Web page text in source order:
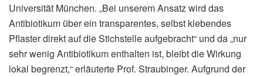
Universität München. „Bei unserem Ansatz wird das
Antibiotikum über ein transparentes, selbst klebendes
Pflaster direkt auf die Stichstelle aufgebracht“ und da „nur
sehr wenig Antibiotikum enthalten ist, bleibt die Wirkung
lokal begrenzt,“ erläuterte Prof. Straubinger. Aufgrund der